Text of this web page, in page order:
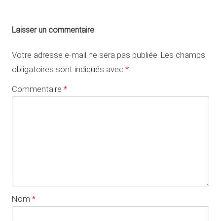
Laisser un commentaire
Votre adresse e-mail ne sera pas publiée. Les champs
obligatoires sont indiqués avec *
Commentaire *
Nom *